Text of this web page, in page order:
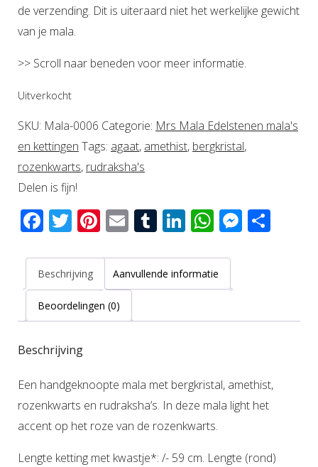
de verzending. Dit is uiteraard niet het werkelijke gewicht
van je mala.
>> Scroll naar beneden voor meer informatie.
Uitverkocht
SKU: Mala-0006 Categorie: Mrs Mala Edelstenen mala's
en kettingen Tags: agaat, amethist, bergkristal,
rozenkwarts, rudraksha's
Delen is fijn!
Facebook
Twitter
Pinterest
EmailTumblr
LinkedIn
Beschrijving Aanvullende informatie
Beoordelingen (0)
Beschrijving
Een handgeknoopte mala met bergkristal, amethist,
rozenkwarts en rudraksha’s. In deze mala light het
accent op het roze van de rozenkwarts.
Lengte ketting met kwastje*: /- 59 cm. Lengte (rond)